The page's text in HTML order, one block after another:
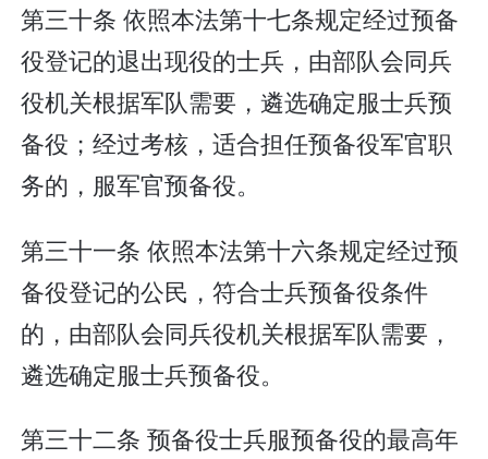
第三十条 依照本法第十七条规定经过预备
役登记的退出现役的士兵，由部队会同兵
役机关根据军队需要，遴选确定服士兵预
备役；经过考核，适合担任预备役军官职
务的，服军官预备役。
第三十一条 依照本法第十六条规定经过预
备役登记的公民，符合士兵预备役条件
的，由部队会同兵役机关根据军队需要，
遴选确定服士兵预备役。
第三十二条 预备役士兵服预备役的最高年